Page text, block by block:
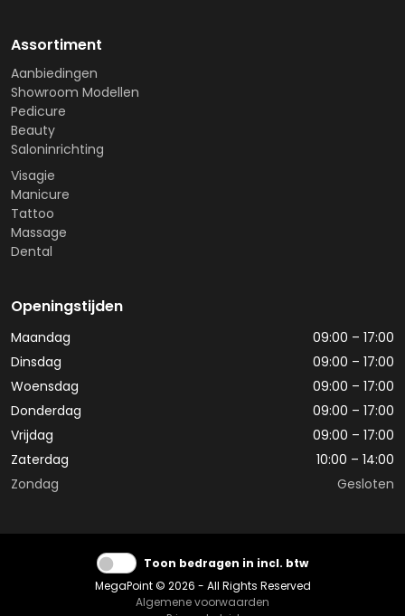
Assortiment
Aanbiedingen
Showroom Modellen
Pedicure
Beauty
Saloninrichting
Visagie
Manicure
Tattoo
Massage
Dental
Openingstijden
Maandag
09:00 – 17:00
Dinsdag
09:00 – 17:00
Woensdag
09:00 – 17:00
Donderdag
09:00 – 17:00
Vrijdag
09:00 – 17:00
Zaterdag
10:00 – 14:00
Zondag
Gesloten
Toon bedragen in incl. btw
MegaPoint © 2026 - All Rights Reserved
Algemene voorwaarden